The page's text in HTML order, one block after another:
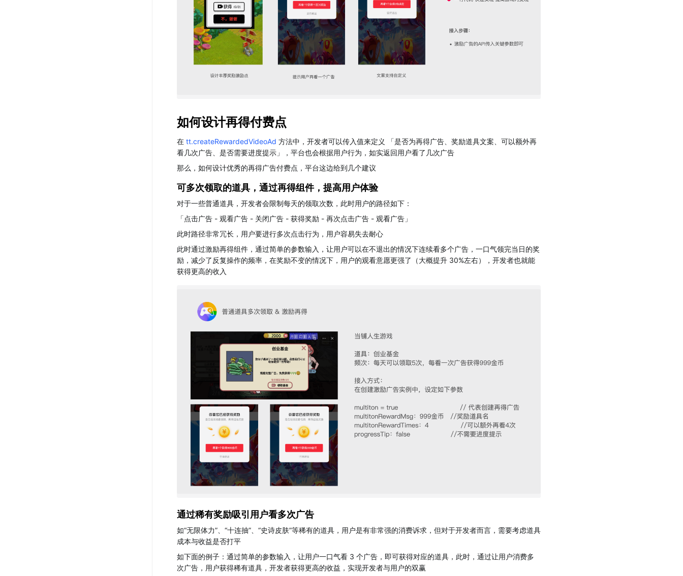
如何设计再得付费点
在 tt.createRewardedVideoAd 方法中，开发者可以传入值来定义 「是否为再得广告、奖励道具文案、可以额外再
看几次广告、是否需要进度提示」，平台也会根据用户行为，如实返回用户看了几次广告
那么，如何设计优秀的再得广告付费点，平台这边给到几个建议
可多次领取的道具，通过再得组件，提高用户体验
对于一些普通道具，开发者会限制每天的领取次数，此时用户的路径如下：
「点击广告 - 观看广告 - 关闭广告 - 获得奖励 - 再次点击广告 - 观看广告」
此时路径非常冗长，用户要进行多次点击行为，用户容易失去耐心
此时通过激励再得组件，通过简单的参数输入，让用户可以在不退出的情况下连续看多个广告，一口气领完当日的奖
励，减少了反复操作的频率，在奖励不变的情况下，用户的观看意愿更强了（大概提升 30%左右），开发者也就能
获得更高的收入
通过稀有奖励吸引用户看多次广告
如“无限体力”、“十连抽”、“史诗皮肤”等稀有的道具，用户是有非常强的消费诉求，但对于开发者而言，需要考虑道具
成本与收益是否打平
如下面的例子：通过简单的参数输入，让用户一口气看 3 个广告，即可获得对应的道具，此时，通过让用户消费多
次广告，用户获得稀有道具，开发者获得更高的收益，实现开发者与用户的双赢